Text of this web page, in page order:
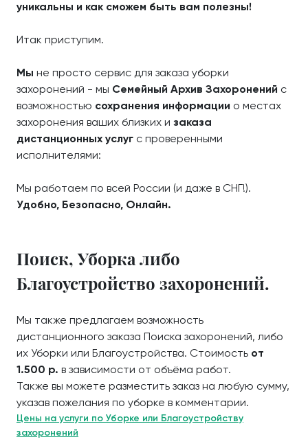
уникальны и как сможем быть вам полезны!
Итак приступим.
Мы не просто сервис для заказа уборки
захоронений - мы Семейный Архив Захоронений с
возможностью сохранения информации о местах
захоронения ваших близких и заказа
дистанционных услуг с проверенными
исполнителями:
Мы работаем по всей России (и даже в СНГ!).
Удобно, Безопасно, Онлайн.
Поиск, Уборка либо
Благоустройство захоронений.
Мы также предлагаем возможность
дистанционного заказа Поиска захоронений, либо
их Уборки или Благоустройства. Стоимость от
1.500 р. в зависимости от объёма работ.
Также вы можете разместить заказ на любую сумму,
указав пожелания по уборке в комментарии.
Цены на услуги по Уборке или Благоустройству
захоронений